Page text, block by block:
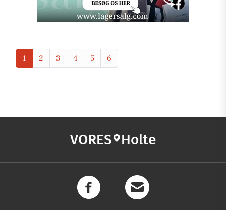
1 2 3 4 5 6
VORES Holte